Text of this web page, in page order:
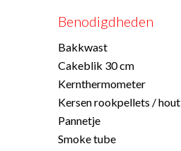
Benodigdheden
Bakkwast
Cakeblik 30 cm
Kernthermometer
Kersen rookpellets / hout
Pannetje
Smoke tube